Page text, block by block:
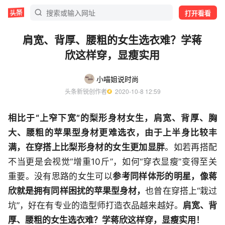
打开看看
肩宽、背厚、腰粗的女生选衣难？学蒋
欣这样穿，显瘦实用
小喵姐说时尚
头条新锐创作者
  2020-10-8 12:59
相比于“上窄下宽”的梨形身材女生，肩宽、背厚、胸
大、腰粗的苹果型身材更难选衣，由于上半身比较丰
满，在穿搭上比梨形身材的女生更加显胖。如若再搭配
不当更是会视觉“增重10斤”，如何“穿衣显瘦”变得至关
重要。没有思路的女生可以参考同样体形的明星，像蒋
欣就是拥有同样困扰的苹果型身材，也曾在穿搭上“栽过
坑”，好在有专业的造型师打造衣品越来越好。 肩宽、背
厚、腰粗的女生选衣难？学蒋欣这样穿，显瘦实用！